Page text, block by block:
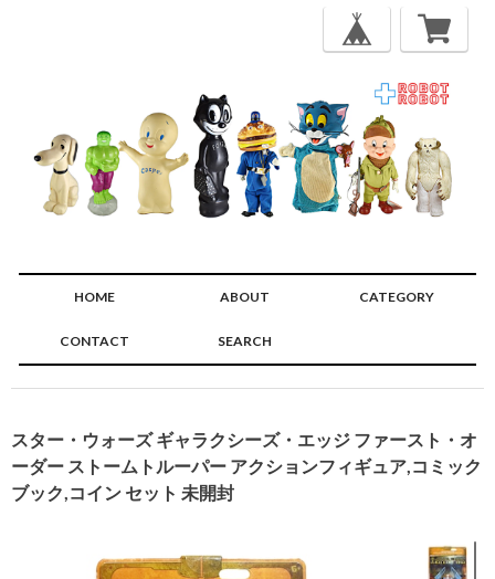
HOME ABOUT CATEGORY
CONTACT SEARCH
スター・ウォーズ ギャラクシーズ・エッジ ファースト・オ
ーダー ストームトルーパー アクションフィギュア,コミック
ブック,コイン セット 未開封